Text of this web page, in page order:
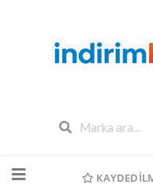
geç